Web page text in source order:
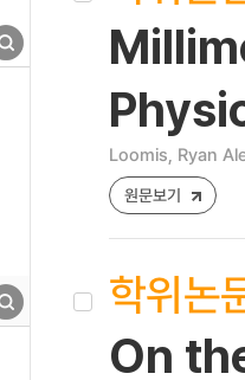
Loomis, Ryan
원문보기
학위논
On